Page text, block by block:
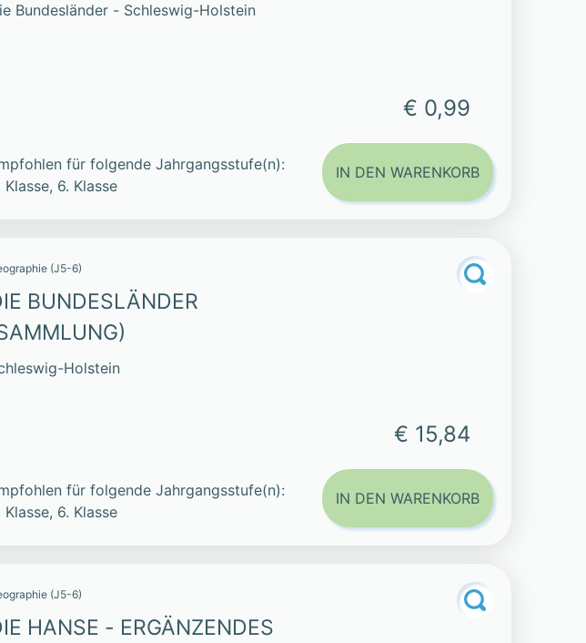
Bundesländer - Schleswig-Holstein
für folgende Jahrgangsstufe(n):
Klasse, 6. Klasse
€ 0,99
IN DEN WARENKORB
(J5-6)
BUNDESLÄNDER
Holstein
für folgende Jahrgangsstufe(n):
Klasse, 6. Klasse
€ 15,84
IN DEN WARENKORB
(J5-6)
HANSE - ERGÄNZENDES